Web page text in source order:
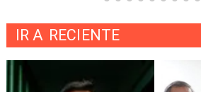
IR A RECIENTE